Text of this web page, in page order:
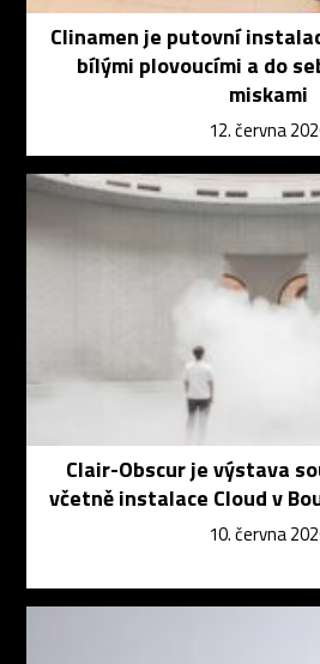
Clinamen je putovní
bílými plovoucími a do
miskami
12. června
Clair-Obscur je výstava
včetně instalace Cloud v
10. června